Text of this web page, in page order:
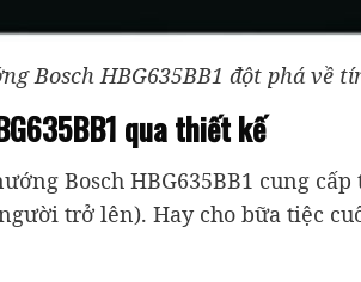
Bosch HBG635BB1 đột phá về
qua thiết kế
Bosch HBG635BB1 cung
trở lên). Hay cho bữa tiệc